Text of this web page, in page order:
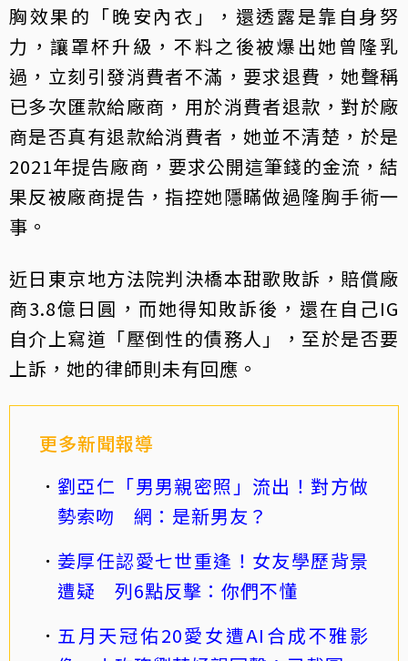
胸效果的「晚安內衣」，還透露是靠自身努
力，讓罩杯升級，不料之後被爆出她曾隆乳
過，立刻引發消費者不滿，要求退費，她聲稱
已多次匯款給廠商，用於消費者退款，對於廠
商是否真有退款給消費者，她並不清楚，於是
2021年提告廠商，要求公開這筆錢的金流，結
果反被廠商提告，指控她隱瞞做過隆胸手術一
事。
近日東京地方法院判決橋本甜歌敗訴，賠償廠
商3.8億日圓，而她得知敗訴後，還在自己IG
自介上寫道「壓倒性的債務人」，至於是否要
上訴，她的律師則未有回應。
更多新聞報導
劉亞仁「男男親密照」流出！對方做
勢索吻 網：是新男友？
姜厚任認愛七世重逢！女友學歷背景
遭疑 列6點反擊：你們不懂
五月天冠佑20愛女遭AI合成不雅影